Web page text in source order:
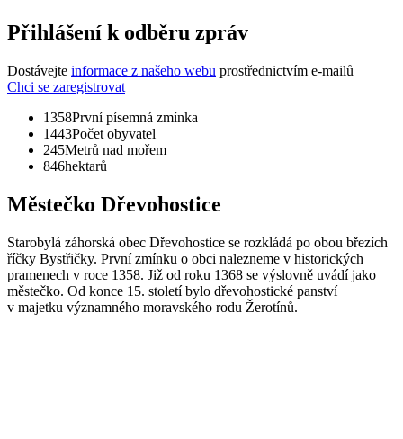
Přihlášení k odběru zpráv
Dostávejte informace z našeho webu prostřednictvím e-mailů
Chci se zaregistrovat
1358První písemná zmínka
1443Počet obyvatel
245Metrů nad mořem
846hektarů
Městečko Dřevohostice
Starobylá záhorská obec Dřevohostice se rozkládá po obou březích
říčky Bystřičky. První zmínku o obci nalezneme v historických
pramenech v roce 1358. Již od roku 1368 se výslovně uvádí jako
městečko. Od konce 15. století bylo dřevohostické panství
v majetku významného moravského rodu Žerotínů.